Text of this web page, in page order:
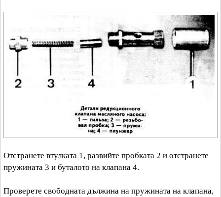
Отстранете втулката 1, развийте пробката 2 и отстранете
пружината 3 и буталото на клапана 4.
Проверете свободната дължина на пружината на клапана,